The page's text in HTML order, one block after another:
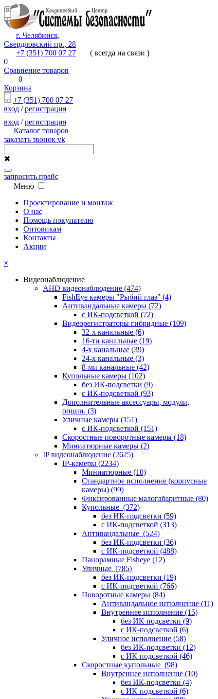
г. Челябинск,
Свердловский пр., 28
+7 (351) 700 07 27
( всегда на связи )
0
Сравнение товаров
0
Корзина
+7 (351) 700 07 27
вход /регистрация
вход /регистрация
Каталог товаров
заказать звонок vk
✖
запросить прайс
Меню
Проектирование и монтаж
О нас
Помощь покупателю
Оптовикам
Контакты
Акции
×
Видеонаблюдение
AHD видеонаблюдение (474)
FishEye камеры "Рыбий глаз" (4)
Антивандальные камеры (72)
с ИК-подсветкой (72)
Видеорегистраторы гибридные (109)
32-х канальные (6)
16-ти канальные (19)
4-х канальные (39)
24-х канальные (3)
8-ми канальные (42)
Купольные камеры (102)
без ИК-подсветки (9)
с ИК-подсветкой (93)
Дополнительные аксессуары, модули,
опции. (3)
Уличные камеры (151)
с ИК-подсветкой (151)
Скоростные поворотные камеры (18)
Миниатюрные камеры (2)
IP видеонаблюдение (2625)
IP-камеры (2234)
Миниатюрные (10)
Стандартное исполнение (корпусные
камеры) (99)
Фиксированные малогабаритные (80)
Купольные (372)
без ИК-подсветки (59)
с ИК-подсветкой (313)
Антивандальные (524)
без ИК-подсветки (36)
с ИК-подсветкой (488)
Панорамные Fisheye (12)
Уличные (785)
без ИК-подсветки (19)
с ИК-подсветкой (766)
Поворотные камеры (84)
Антивандальное исполнение (11)
Внутреннее исполнение (15)
без ИК-подсветки (9)
с ИК-подсветкой (6)
Уличное исполнение (58)
без ИК-подсветки (12)
с ИК-подсветкой (46)
Скоростные купольные (98)
Внутреннее исполнение (10)
без ИК-подсветки (4)
с ИК-подсветкой (6)